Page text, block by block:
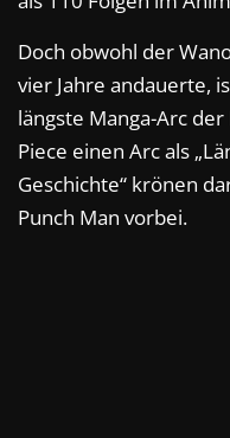
Doch obwohl der
vier Jahre andauerte,
längste Manga-Arc
Piece einen Arc als
Geschichte“ krönen
Punch Man vorbei.